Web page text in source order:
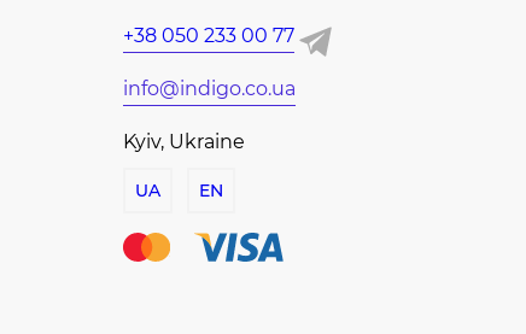
+38 050 233 00 77
info@indigo.co.ua
Kyiv, Ukraine
UA EN